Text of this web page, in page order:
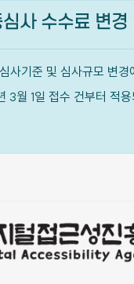
사 수수료 변경
사기준 및 심사규모 변
3월 1일 접수 건부터 적